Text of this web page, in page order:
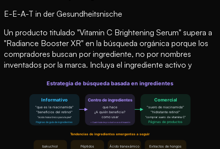
E-E-A-T in der Gesundheitsnische
Un producto titulado "Vitamin C Brightening Serum" supera a
"Radiance Booster XR" en la búsqueda orgánica porque los
compradores buscan por ingrediente, no por nombres
inventados por la marca. Incluya el ingrediente activo y